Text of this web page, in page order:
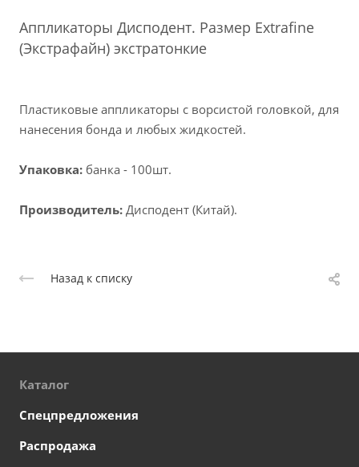
Аппликаторы Дисподент. Размер Extrafine
(Экстрафайн) экстратонкие
Пластиковые аппликаторы с ворсистой головкой, для
нанесения бонда и любых жидкостей.
Упаковка: банка - 100шт.
Производитель: Дисподент (Китай).
Назад к списку
Каталог
Спецпредложения
Распродажа